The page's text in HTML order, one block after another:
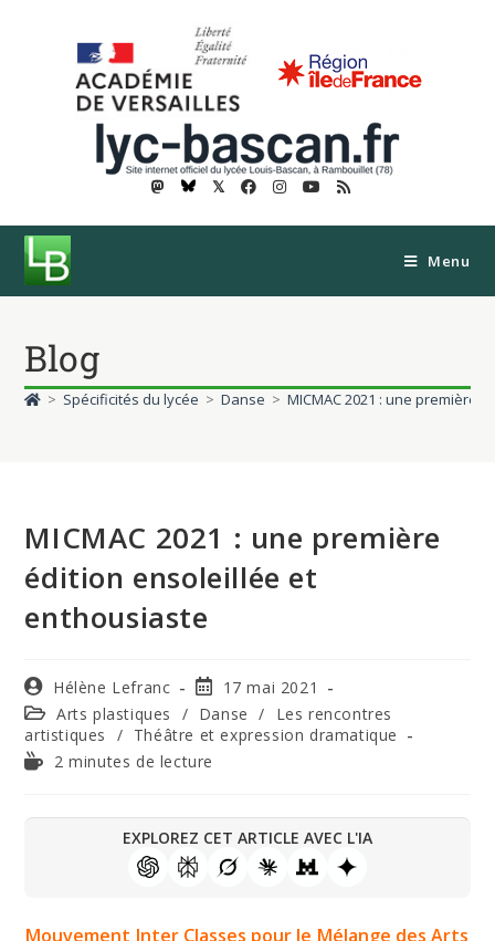
𝕏
Menu
Blog
> Spécificités du lycée > Danse > MICMAC 2021 : une première
MICMAC 2021 : une première
édition ensoleillée et
enthousiaste
Hélène Lefranc
17 mai 2021
Arts plastiques
/ Danse /
Les rencontres
artistiques
/ Théâtre et expression dramatique
2 minutes de lecture
EXPLOREZ CET ARTICLE AVEC L'IA
Mouvement Inter Classes pour le Mélange des Arts